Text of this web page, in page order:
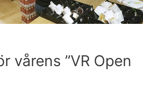
vårens ”VR Open